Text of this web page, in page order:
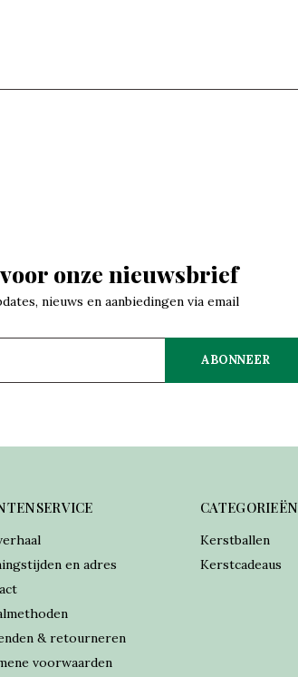
onze nieuwsbrief
nieuws en aanbiedingen via email
ABONNEER
en adres
& retourneren
voorwaarden
CATEGORIEËN
Kerstballen
Kerstcadeaus